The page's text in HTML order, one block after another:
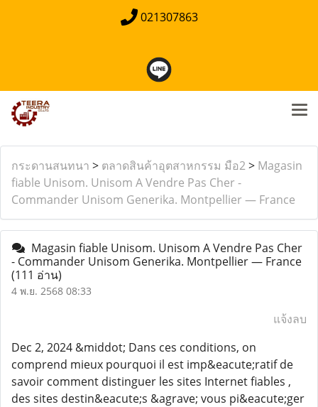
021307863
กระดานสนทนา > ตลาดสินค้าอุตสาหกรรม มือ2> Magasin
fiable Unisom. Unisom A Vendre Pas Cher -
Commander Unisom Generika. Montpellier — France
Magasin fiable Unisom. Unisom A Vendre Pas Cher
- Commander Unisom Generika. Montpellier — France
(111 อ่าน)
4 พ.ย. 2568 08:33
แจ้งลบ
Dec 2, 2024 &middot; Dans ces conditions, on
comprend mieux pourquoi il est imp&eacute;ratif de
savoir comment distinguer les sites Internet fiables ,
des sites destin&eacute;s &agrave; vous pi&eacute;ger